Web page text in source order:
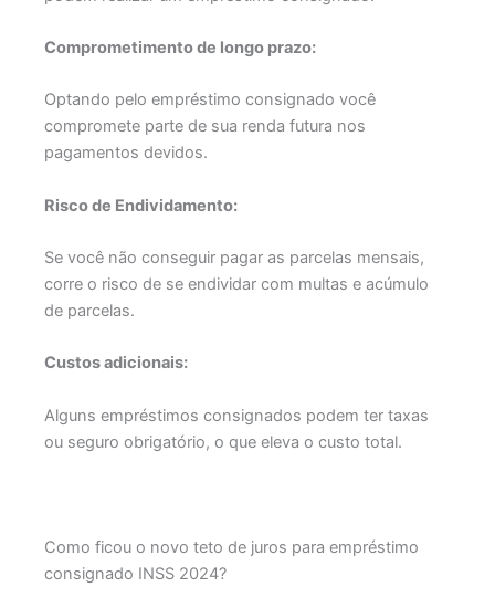
Comprometimento de longo prazo:
Optando pelo empréstimo consignado você
compromete parte de sua renda futura nos
pagamentos devidos.
Risco de Endividamento:
Se você não conseguir pagar as parcelas mensais,
corre o risco de se endividar com multas e acúmulo
de parcelas.
Custos adicionais:
Alguns empréstimos consignados podem ter taxas
ou seguro obrigatório, o que eleva o custo total.
Como ficou o novo teto de juros para empréstimo
consignado INSS 2024?